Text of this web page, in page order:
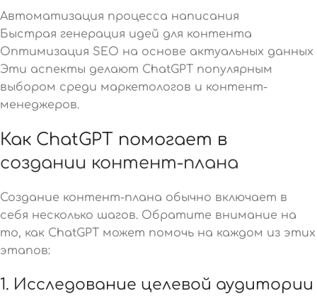
Автоматизация процесса написания
Быстрая генерация идей для контента
Оптимизация SEO на основе актуальных данных
Эти аспекты делают ChatGPT популярным
выбором среди маркетологов и контент-
менеджеров.
Как ChatGPT помогает в
создании контент-плана
Создание контент-плана обычно включает в
себя несколько шагов. Обратите внимание на
то, как ChatGPT может помочь на каждом из этих
этапов:
1. Исследование целевой аудитории